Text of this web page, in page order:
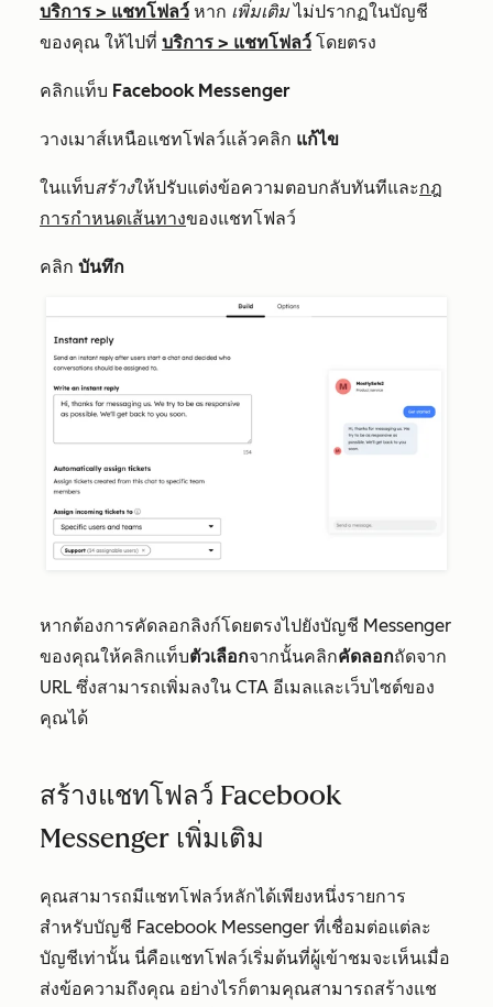
บริการ > แชทโฟลว์ หาก เพิ่มเติมไม่ปรากฏในบัญชี
ของคุณ ให้ไปที่ บริการ > แชทโฟลว์ โดยตรง
คลิกแท็บ Facebook Messenger
วางเมาส์เหนือแชทโฟลว์แล้วคลิก แก้ไข
ในแท็บสร้างให้ปรับแต่งข้อความตอบกลับทันทีและกฎ
การกำหนดเส้นทางของแชทโฟลว์
คลิก บันทึก
หากต้องการคัดลอกลิงก์โดยตรงไปยังบัญชี Messenger
ของคุณให้คลิกแท็บตัวเลือกจากนั้นคลิกคัดลอกถัดจาก
URL ซึ่งสามารถเพิ่มลงใน CTA อีเมลและเว็บไซต์ของ
คุณได้
สร้างแชทโฟลว์ Facebook
Messenger เพิ่มเติม
คุณสามารถมีแชทโฟลว์หลักได้เพียงหนึ่งรายการ
สำหรับบัญชี Facebook Messenger ที่เชื่อมต่อแต่ละ
บัญชีเท่านั้น นี่คือแชทโฟลว์เริ่มต้นที่ผู้เข้าชมจะเห็นเมื่อ
ส่งข้อความถึงคุณ อย่างไรก็ตามคุณสามารถสร้างแช